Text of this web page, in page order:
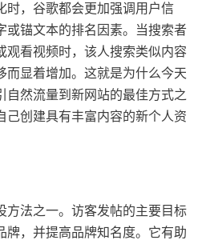
时，谷歌都会更加强调用户信
锚文本的排名因素。 当搜索者
观看视频时，该人搜索类似内容
而显着增加。这就是为什么今天
自然流量到新网站的最佳方式之
己创建具有丰富内容的新个人资
方法之一。访客发帖的主要目标
，并提高品牌知名度。 它有助